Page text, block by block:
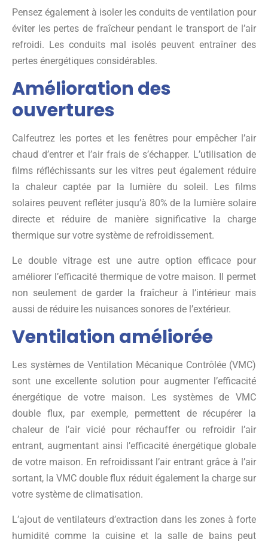
Pensez également à isoler les conduits de ventilation pour
éviter les pertes de fraîcheur pendant le transport de l’air
refroidi. Les conduits mal isolés peuvent entraîner des
pertes énergétiques considérables.
Amélioration des
ouvertures
Calfeutrez les portes et les fenêtres pour empêcher l’air
chaud d’entrer et l’air frais de s’échapper. L’utilisation de
films réfléchissants sur les vitres peut également réduire
la chaleur captée par la lumière du soleil. Les films
solaires peuvent refléter jusqu’à 80% de la lumière solaire
directe et réduire de manière significative la charge
thermique sur votre système de refroidissement.
Le double vitrage est une autre option efficace pour
améliorer l’efficacité thermique de votre maison. Il permet
non seulement de garder la fraîcheur à l’intérieur mais
aussi de réduire les nuisances sonores de l’extérieur.
Ventilation améliorée
Les systèmes de Ventilation Mécanique Contrôlée (VMC)
sont une excellente solution pour augmenter l’efficacité
énergétique de votre maison. Les systèmes de VMC
double flux, par exemple, permettent de récupérer la
chaleur de l’air vicié pour réchauffer ou refroidir l’air
entrant, augmentant ainsi l’efficacité énergétique globale
de votre maison. En refroidissant l’air entrant grâce à l’air
sortant, la VMC double flux réduit également la charge sur
votre système de climatisation.
L’ajout de ventilateurs d’extraction dans les zones à forte
humidité comme la cuisine et la salle de bains peut